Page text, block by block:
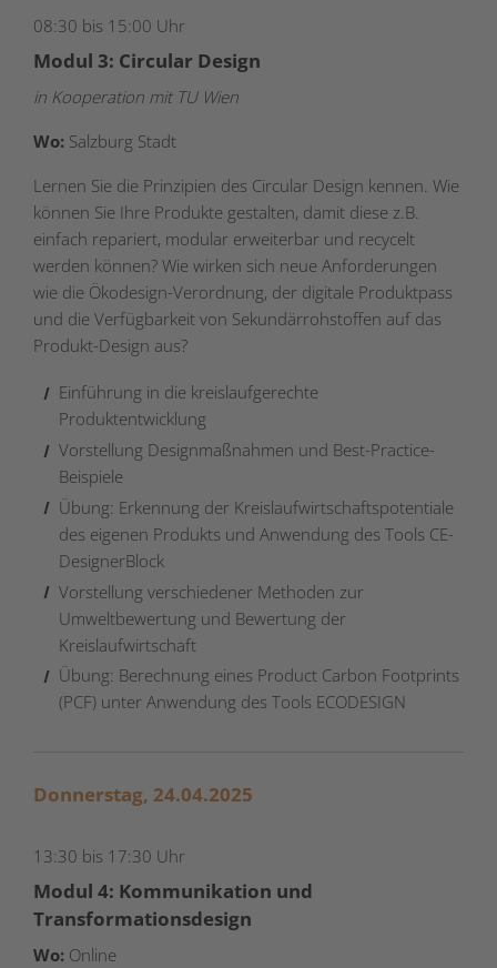
08:30 bis 15:00 Uhr
Modul 3: Circular Design
in Kooperation mit TU Wien
Wo: Salzburg Stadt
Lernen Sie die Prinzipien des Circular Design kennen. Wie
können Sie Ihre Produkte gestalten, damit diese z.B.
einfach repariert, modular erweiterbar und recycelt
werden können? Wie wirken sich neue Anforderungen
wie die Ökodesign-Verordnung, der digitale Produktpass
und die Verfügbarkeit von Sekundärrohstoffen auf das
Produkt-Design aus?
Einführung in die kreislaufgerechte
Produktentwicklung
Vorstellung Designmaßnahmen und Best-Practice-
Beispiele
Übung: Erkennung der Kreislaufwirtschaftspotentiale
des eigenen Produkts und Anwendung des Tools CE-
DesignerBlock
Vorstellung verschiedener Methoden zur
Umweltbewertung und Bewertung der
Kreislaufwirtschaft
Übung: Berechnung eines Product Carbon Footprints
(PCF) unter Anwendung des Tools ECODESIGN
Donnerstag, 24.04.2025
13:30 bis 17:30 Uhr
Modul 4: Kommunikation und
Transformationsdesign
Wo: Online